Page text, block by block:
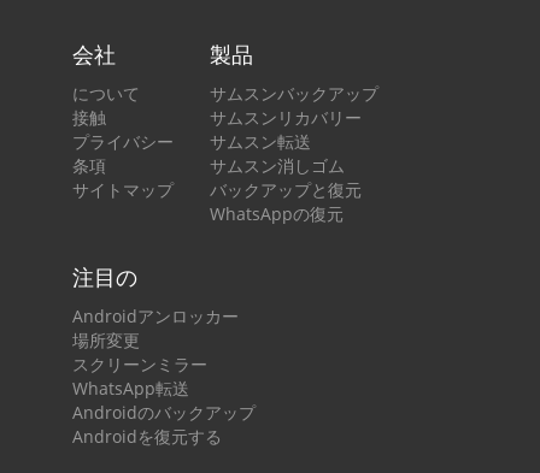
会社
について
接触
プライバシー
条項
サイトマップ
製品
サムスンバックアップ
サムスンリカバリー
サムスン転送
サムスン消しゴム
バックアップと復元
WhatsAppの復元
注目の
Androidアンロッカー
場所変更
スクリーンミラー
WhatsApp転送
Androidのバックアップ
Androidを復元する